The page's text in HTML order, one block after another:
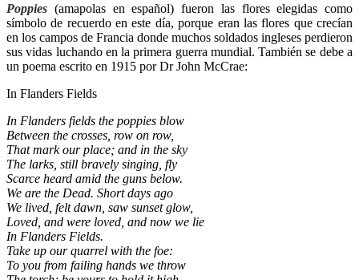
Poppies (amapolas en español) fueron las flores elegidas como
símbolo de recuerdo en este día, porque eran las flores que crecían
en los campos de Francia donde muchos soldados ingleses perdieron
sus vidas luchando en la primera guerra mundial. También se debe a
un poema escrito en 1915 por Dr John McCrae:
In Flanders Fields
In Flanders fields the poppies blow
Between the crosses, row on row,
That mark our place; and in the sky
The larks, still bravely singing, fly
Scarce heard amid the guns below.
We are the Dead. Short days ago
We lived, felt dawn, saw sunset glow,
Loved, and were loved, and now we lie
In Flanders Fields.
Take up our quarrel with the foe:
To you from failing hands we throw